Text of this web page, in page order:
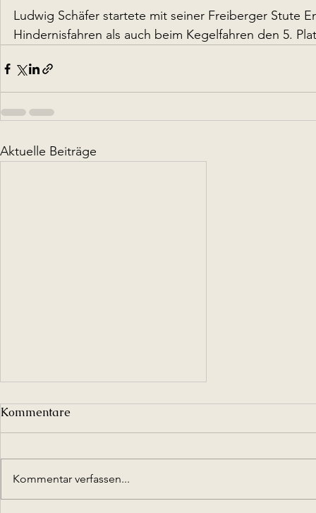
Ludwig Schäfer startete mit seiner Freiberger Stute
Hindernisfahren als auch beim Kegelfahren den 5.
Aktuelle Beiträge
Kommentare
Kommentar verfassen...